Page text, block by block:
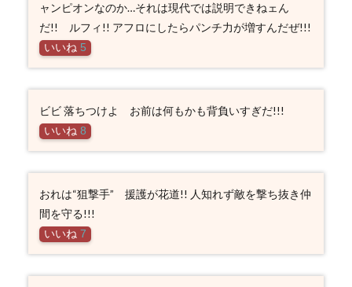
ャンピオンなのか…それは現代では説明できねェん
だ!! ルフィ!! アフロにしたらパンチ力が増すんだぜ!!!
いいね 5
ビビ 落ちつけよ お前は何もかも背負いすぎだ!!!
いいね 8
おれは“狙撃手” 援護が花道!! 人知れず敵を撃ち抜き仲
間を守る!!!
いいね 7